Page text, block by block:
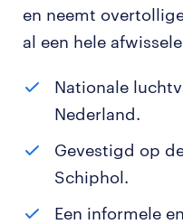
en neemt
al een hele
Nationale
Nederland.
Gevestigd op
Schiphol.
Een informele